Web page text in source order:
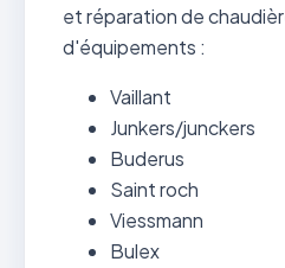
et réparation de
d'équipements :
Vaillant
Junkers/junckers
Buderus
Saint roch
Viessmann
Bulex